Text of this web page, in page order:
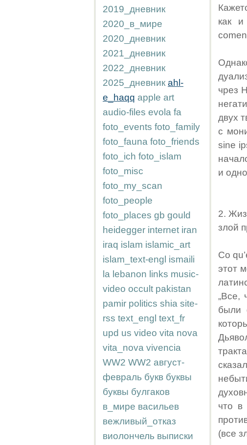
2019_дневник
2020_в_мире
2020_дневник
2021_дневник
2022_дневник
2025_дневник ahl-
e_haqq apple art
audio-files evola fa
foto_events foto_family
foto_fauna foto_friends
foto_ich foto_islam
foto_misc
foto_my_scan
foto_people
foto_places gb gould
heidegger internet iran
iraq islam islamic_art
islam_text-engl ismaili
la lebanon links music-
video occult pakistan
pamir politics shia site-
rss text_engl text_fr
upd us video vita nova
vita_nova vivencia
WW2 WW2 август-
февраль букв буквы
буквы булгаков
в_мире васильев
вежливый_отказ
виолончель выписки
как и
чрез
двух
с
sine
и
2.
злой
Co
этот
„Все,
были
что в
(все